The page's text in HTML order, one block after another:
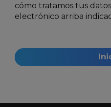
cómo tratamos tus
electrónico arriba